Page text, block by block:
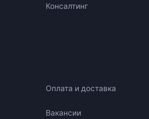
Консалтинг
Оплата и доставка
Вакансии